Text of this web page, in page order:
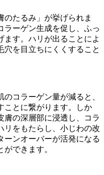
たるみ」が挙げられま
ラーゲン生成を促し、ふっ
ます。ハリが出ることによ
穴を目立ちにくくすること
コラーゲン量が減ると、
ことに繋がります。しか
膚の深層部に浸透し、コラ
リをもたらし、小じわの改
ーンオーバーが活発になる
できます。